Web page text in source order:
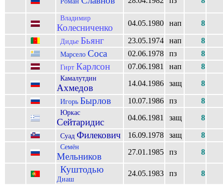
Владимир
Колесниченко 04.05.1980 нап 8
Дидье Бьянг 23.05.1974 нап 8
Марсело Соса 02.06.1978 пз 8
Гирт Карлсон 07.06.1981 нап 8
Камалутдин
Ахмедов 14.04.1986 защ 8
Игорь Бырлов 10.07.1986 пз 8
Юркас
Сейтаридис 04.06.1981 защ 8
Суад Филекович 16.09.1978 защ 8
Семён
Мельников 27.01.1985 пз 8
Куштодью
Диаш
24.05.1983 пз 8